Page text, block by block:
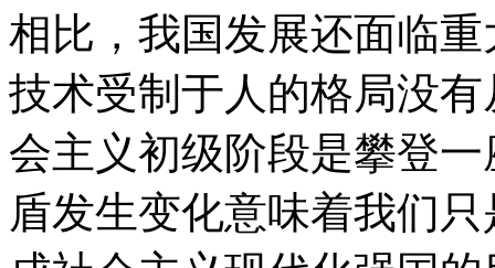
相比，我国发展还面临
技术受制于人的格局没
会主义初级阶段是攀登
盾发生变化意味着我们